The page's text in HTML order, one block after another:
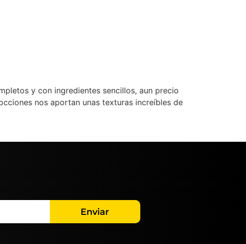
y con ingredientes sencillos, aun precio
nos aportan unas texturas increíbles de
Enviar